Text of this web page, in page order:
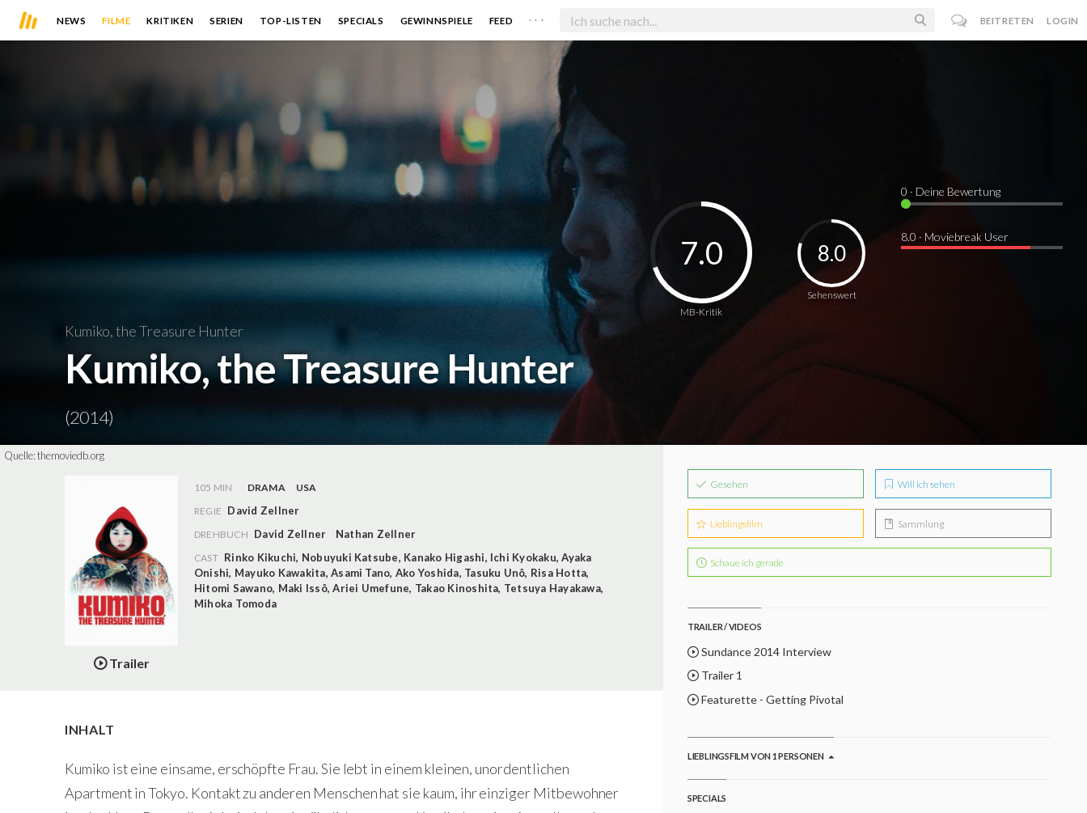
NEWS FILME KRITIKEN SERIEN TOP-LISTEN SPECIALS GEWINNSPIELE FEED . . . BEITRETEN LOGIN
Kumiko, the Treasure Hunter
Kumiko, the Treasure Hunter
(2014)
MB-Kritik
7.0
Sehenswert
8.0
0 · Deine Bewertung
8.0 · Moviebreak User
Quelle:themoviedb.org
Trailer
105 MIN DRAMA
USA
REGIE David Zellner
DREHBUCH David Zellner Nathan Zellner
CAST Rinko Kikuchi, Nobuyuki Katsube, Kanako Higashi, Ichi Kyokaku,Ayaka
Onishi, Mayuko Kawakita,Asami Tano, Ako Yoshida, Tasuku Unô, Risa Hotta,
Hitomi Sawano, Maki Issô,Ariei Umefune, Takao Kinoshita, Tetsuya Hayakawa,
Mihoka Tomoda
INHALT
Kumiko ist eine einsame, erschöpfte Frau. Sie lebt in einem kleinen, unordentlichen
Apartment in Tokyo. Kontakt zu anderen Menschen hat sie kaum, ihr einziger Mitbewohner
Gesehen Will ich sehen
Lieblingsfilm Sammlung
Schaue ich gerade
TRAILER / VIDEOS
Sundance 2014 Interview
Trailer 1
Featurette - Getting Pivotal
LIEBLINGSFILM VON 1 PERSONEN
SPECIALS